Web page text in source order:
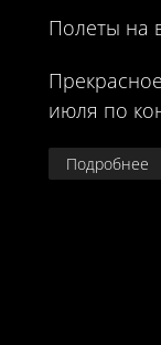
Полеты на
июля по
Подробнее